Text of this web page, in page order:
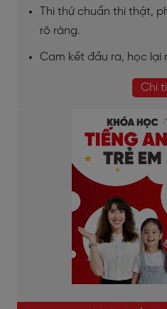
Thi thử chuẩn thi thật,
rõ ràng.
Cam kết đầu ra, học lại
Chi